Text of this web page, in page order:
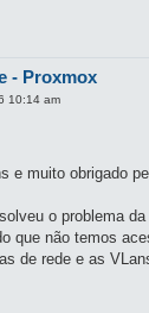
- Proxmox
10:14 am
e muito obrigado
o problema
que não temos
de rede e as